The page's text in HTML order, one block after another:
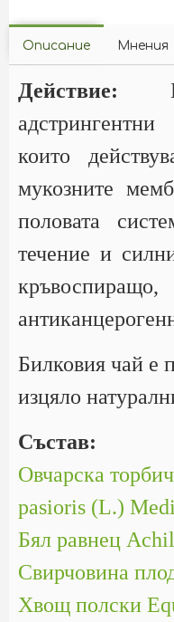
Описание Мнения
Действие:
които
мукозните
половата
течение и
Билковия чай е
изцяло
Състав:
Овчарска
pasioris (L.)
Бял равнец
Свирчовина
Хвощ полски